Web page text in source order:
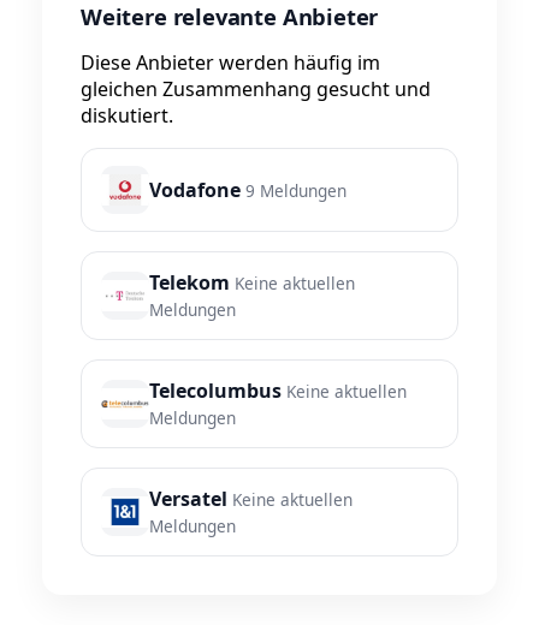
Weitere relevante Anbieter
Diese Anbieter werden häufig im
gleichen Zusammenhang gesucht und
diskutiert.
Vodafone 9 Meldungen
Telekom Keine aktuellen
Meldungen
Telecolumbus Keine aktuellen
Meldungen
Versatel Keine aktuellen
Meldungen